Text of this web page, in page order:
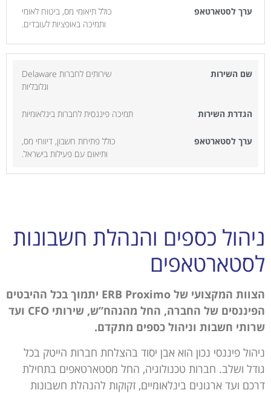
כולל תיאומי מס, ביטוח לאומי
ותמיכה באופציות לעובדים.
שירותים לחברות Delaware
וגלובליות
תמיכה פיננסית לחברות בינלאומיות
כולל פתיחת חשבון, דיווחי מס,
ותיאום עם פעילות בישראל.
ניהול כספים והנהלת חשבונות
לסטארטאפים
הצוות המקצועי של ERB Proximo
יתמוך בכל ההיבטים
הפיננסים של החברה, החל מהנהח”ש, שירותי CFO ועד
שרותי חשבות וניהול כספים מתקדם.
ניהול פיננסי נכון הוא אבן יסוד בהצלחת חברות הייטק בכל
גודל ושלב. חברות טכנולוגיה, החל מסטארטאפים בתחילת
דרכם ועד ארגונים בינלאומיים, זקוקות להנהלת חשבונות